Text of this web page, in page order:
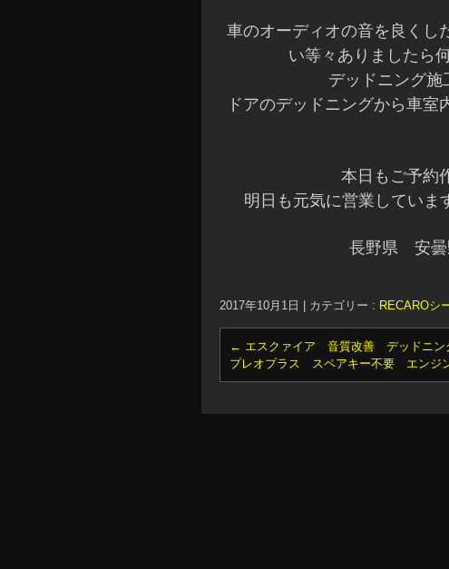
車のオーディオの音を良くし
い等々ありましたら
デッドニング施
ドアのデッドニングから車
本日もご予約
明日も元気に営業していま
長野県 安曇
2017年10月1日 カテゴリー : RECAROシ
← エスクァイア 音質改善 デッドニン
プレオプラス スペアキー不要 エンジ